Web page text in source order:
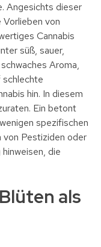
Angesichts dieser
von
Cannabis
süß, sauer,
Aroma,
schlechte
hin. In diesem
Ein betont
spezifischen
von Pestiziden oder
die
als